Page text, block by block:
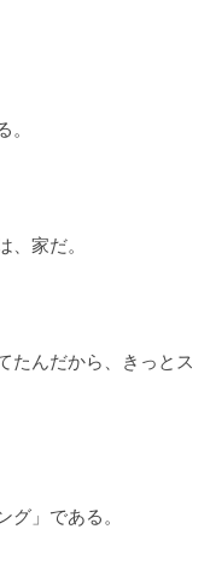
。
、家だ。
たんだから、きっとス
グ」である。